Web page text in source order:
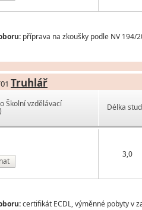
příprava na zkoušky podle NV 194/
Truhlář
Školní vzdělávací Délka
3,0
certifikát ECDL, výměnné pobyty v